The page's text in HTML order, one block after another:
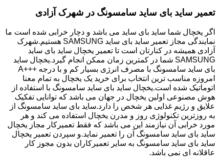
تعمیر ساید بای ساید سامسونگ در شهرک آزادی
اگر یخچال شما ساید بای ساید می باشد و دچار خرابی شده است ما
نمایندگی مجاز تعمیر ساید بای ساید SAMSUNG هستیم.شهرک
آزادی همیشه در کنارتان است تا تعمیر یخچال ساید بای ساید
SAMSUNG شما در کمترین زمان ممکن انجام گیرد.یخچال ساید
بای ساید سامسونگ با مصرف انرژی بسیار کم و با درجه +++A
امروزه مناسب ترین انتخاب برای خرید یک یخچال به تمام معنا
اتوماتیک شده است.یخچال ساید بای ساید سامسونگ با استفاده از
هوش مصنوعی اولین یخچال در جهان می باشد که توانایی تفکیک
علایق و رژیم غذایی هر شخص را دارد.ساید بای ساید سامسونگ از
به روزترین تکنولوژی روز و مدرن یخچال استفاده می کند و هر
مورد خرابی آن نیازمند این می باشد که فقط تعمیرکار مجاز یخچال
ساید بای ساید سامسونگ آن را تعمیر نماید.و سپردن تعمیر یخچال
ساید بای ساید سامسونگ به سایر تعمیرکاران بدون مجوز کار
عاقلانه ای نمی باشد.